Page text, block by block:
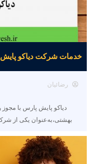
خدمات شرکت دیاکو پایش
رضائیان
دیاکو پایش پارس با مجوز
بهشتی،به‌عنوان یکی از